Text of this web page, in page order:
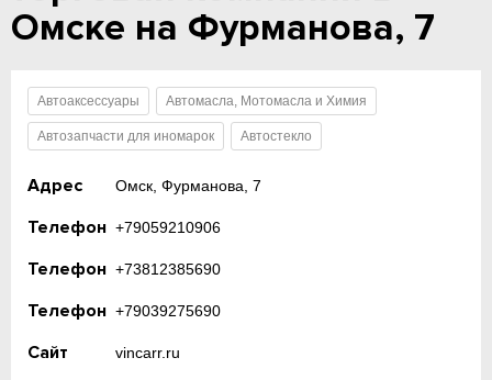
Омске на Фурманова, 7
Автоаксессуары Автомасла, Мотомасла и Химия
Автозапчасти для иномарок Автостекло
Адрес Омск, Фурманова, 7
Телефон +79059210906
Телефон +73812385690
Телефон +79039275690
Сайт vincarr.ru